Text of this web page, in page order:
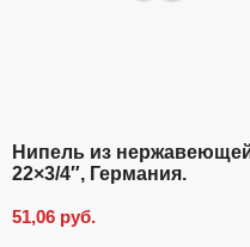
Нипель из
22×3/4″, Германия.
51,06 руб.